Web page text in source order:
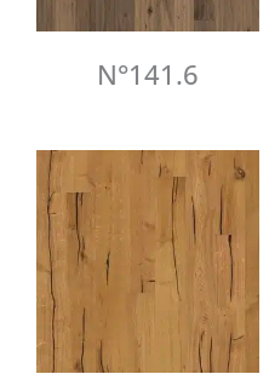
N°141.6